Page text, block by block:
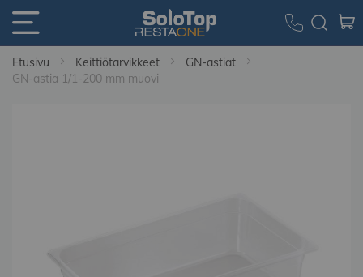
Etusivu Keittiötarvikkeet
GN-astiat
GN-astia 1/1-200 mm muovi